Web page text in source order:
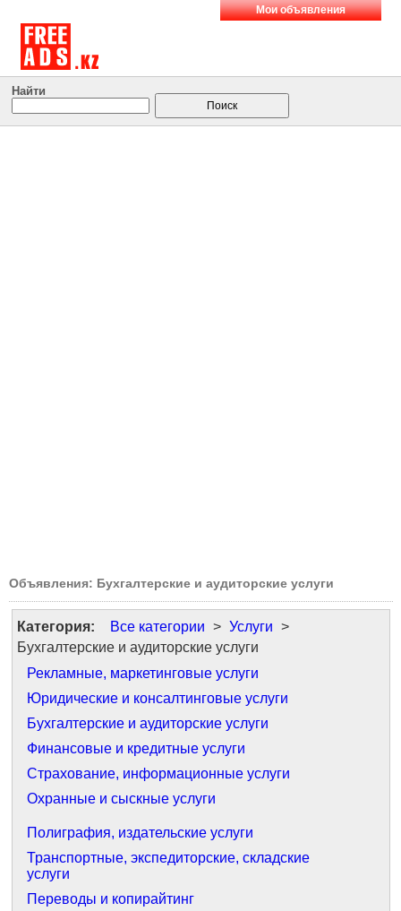
Мои объявления
Найти
Объявления: Бухгалтерские и аудиторские услуги
Категория: Все категории > Услуги >
Бухгалтерские и аудиторские услуги
Рекламные, маркетинговые услуги
Юридические и консалтинговые услуги
Бухгалтерские и аудиторские услуги
Финансовые и кредитные услуги
Страхование, информационные услуги
Охранные и сыскные услуги
Полиграфия, издательские услуги
Транспортные, экспедиторские, складские
услуги
Переводы и копирайтинг